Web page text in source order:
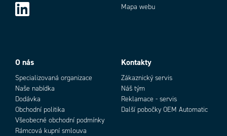
Provozní teplota max. 55 °C
T1 (životnost v letech) 20
Tolerance napětí ±20 %
Třída krytí IP65
V souladu s EMC, LVD, MD
Mapa webu
O nás
Specializovaná organizace
Naše nabídka
Dodávka
Obchodní politika
Všeobecné obchodní podmínky
Rámcová kupní smlouva
Kontakty
Zákaznický servis
Náš tým
Reklamace - servis
Další pobočky OEM Automatic